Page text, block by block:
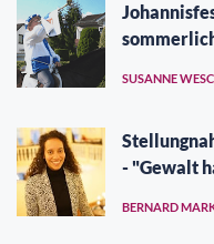
SUSANNE
- "Gewalt
BERNARD